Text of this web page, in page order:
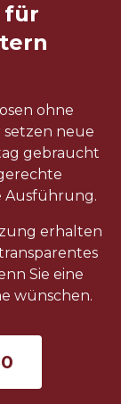
für
ohne
setzen neue
gebraucht
Ausführung.
erhalten
Sie eine
wünschen.